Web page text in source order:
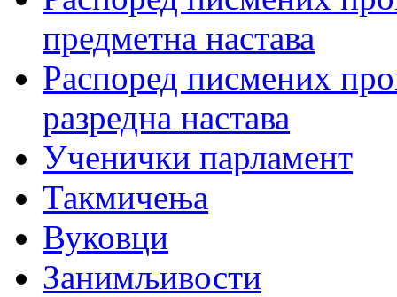
предметна настава
Распоред писмених
разредна настава
Ученички парламент
Такмичења
Вуковци
Занимљивости